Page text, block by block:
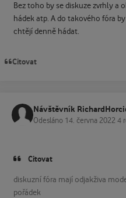
Bez toho by se diskuze zvrhly a
hádek atp. A do takového fóra
chtějí denně hádat.
Citovat
Návštěvník
Odesláno 14. června 2022 4
Citovat
diskuzní fóra mají odjakživa
pořádek